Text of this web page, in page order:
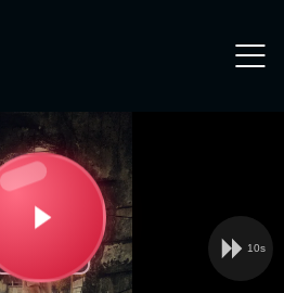
loading.
Play
10s